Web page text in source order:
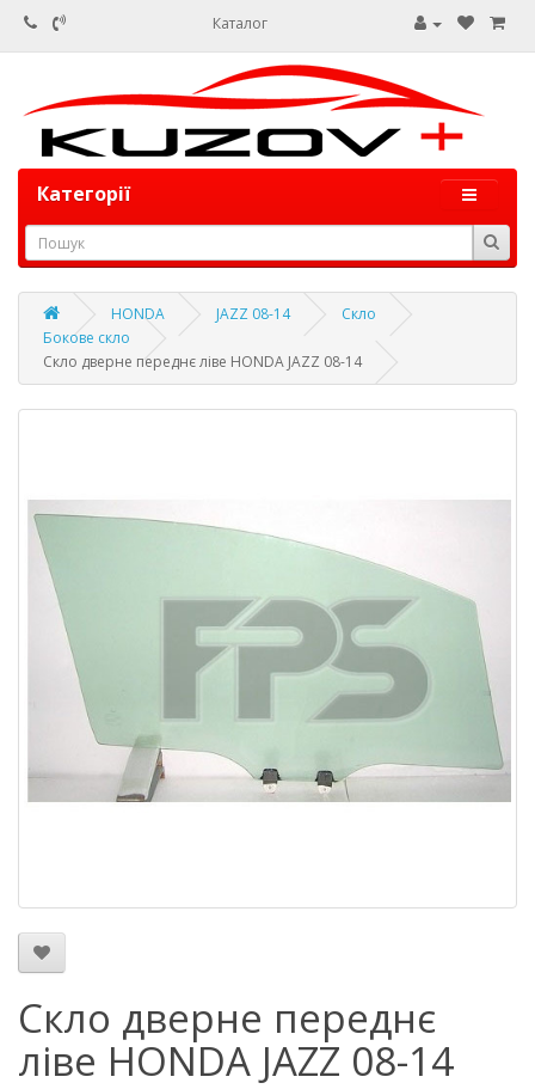
Каталог
Категорії
HONDA JAZZ 08-14
Скло
Бокове скло
Скло дверне переднє ліве HONDA JAZZ 08-14
Скло дверне переднє
ліве HONDA JAZZ 08-14